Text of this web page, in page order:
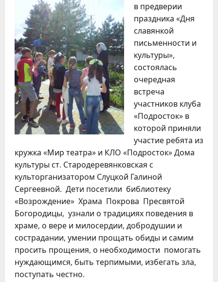
в предверии
праздника «Дня
славянкой
письменности и
культуры»,
состоялась
очередная
встреча
участников клуба
«Подросток» в
которой приняли
участие ребята из
кружка «Мир театра» и КЛО «Подросток» Дома
культуры ст. Стародеревянковская с
культорганизатором Слуцкой Галиной
Сергеевной. Дети посетили библиотеку
«Возрождение» Храма Покрова Пресвятой
Богородицы, узнали о традициях поведения в
храме, о вере и милосердии, добродушии и
сострадании, умении прощать обиды и самим
просить прощения, о необходимости помогать
нуждающимся, быть терпимыми, избегать зла,
поступать честно.